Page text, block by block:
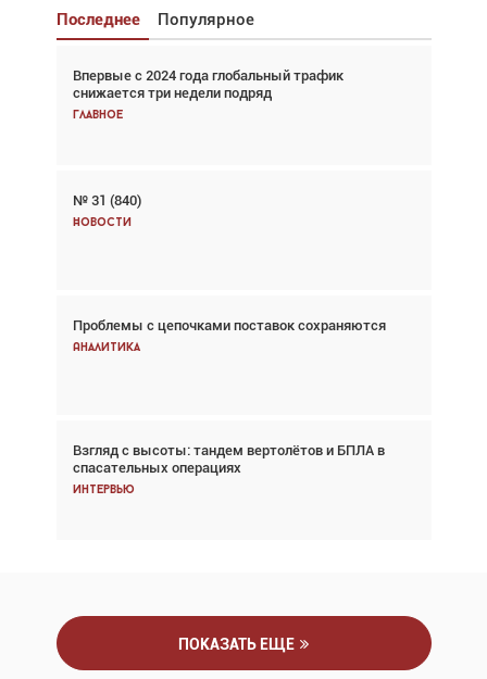
Последнее Популярное
Впервые с 2024 года глобальный трафик
снижается три недели подряд
Главное
№ 31 (840)
Новости
Проблемы с цепочками поставок сохраняются
Аналитика
Взгляд с высоты: тандем вертолётов и БПЛА в
спасательных операциях
Интервью
Взгляд с высоты: тандем вертолётов и БПЛА в
спасательных операциях
Главное
Авиационный фотограф Дэйв Кох: «Фотография
говорит сама за себя... а ИИ всё портит»
Впервые с 2024 года глобальный трафик
снижается три недели подряд
Частный самолёт – это актив. Подходите к
покупке соответствующим образом
Интервью
ПОКАЗАТЬ ЕЩЕ